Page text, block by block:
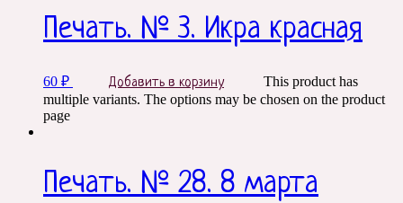
Печать. № 3. Икра красная
60 ₽ Добавить в корзину
This product has
multiple variants. The options may be chosen on the product
page
Печать. № 28. 8 марта